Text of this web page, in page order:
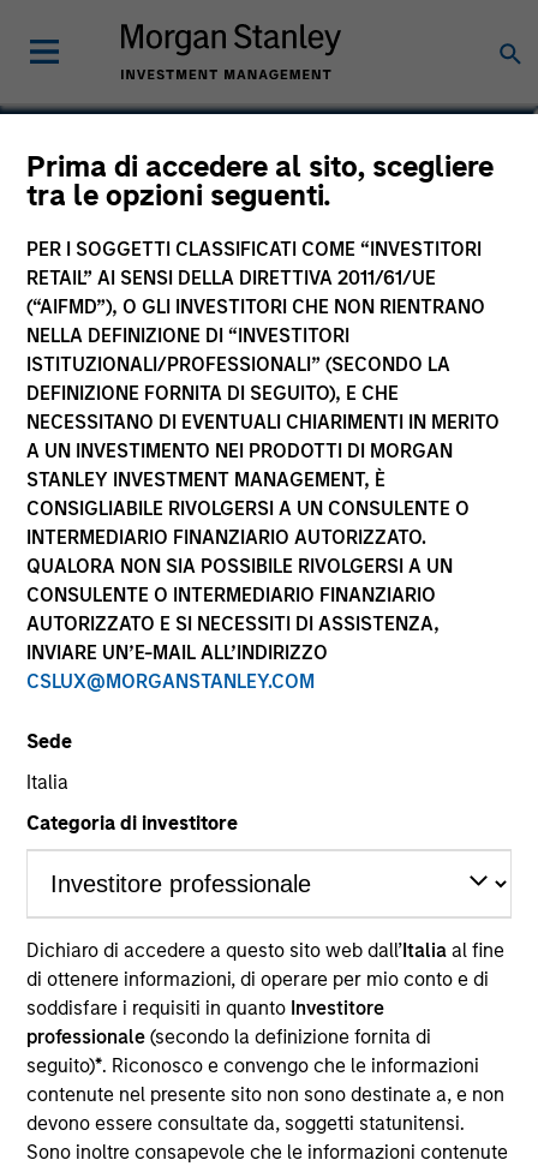
Prima di accedere al sito, scegliere
tra le opzioni seguenti.
PER I SOGGETTI CLASSIFICATI COME “INVESTITORI
RETAIL” AI SENSI DELLA DIRETTIVA 2011/61/UE
(“AIFMD”), O GLI INVESTITORI CHE NON RIENTRANO
NELLA DEFINIZIONE DI “INVESTITORI
ISTITUZIONALI/PROFESSIONALI” (SECONDO LA
DEFINIZIONE FORNITA DI SEGUITO), E CHE
NECESSITANO DI EVENTUALI CHIARIMENTI IN MERITO
A UN INVESTIMENTO NEI PRODOTTI DI MORGAN
STANLEY INVESTMENT MANAGEMENT, È
CONSIGLIABILE RIVOLGERSI A UN CONSULENTE O
INTERMEDIARIO FINANZIARIO AUTORIZZATO.
QUALORA NON SIA POSSIBILE RIVOLGERSI A UN
CONSULENTE O INTERMEDIARIO FINANZIARIO
AUTORIZZATO E SI NECESSITI DI ASSISTENZA,
INVIARE UN’E-MAIL ALL’INDIRIZZO
CSLUX@MORGANSTANLEY.COM
Sede
Italia
Categoria di investitore
Dichiaro di accedere a questo sito web dall’Italia al fine
di ottenere informazioni, di operare per mio conto e di
soddisfare i requisiti in quanto Investitore
professionale(secondo la definizione fornita di
seguito)*. Riconosco e convengo che le informazioni
contenute nel presente sito non sono destinate a, e non
devono essere consultate da, soggetti statunitensi.
Sono inoltre consapevole che le informazioni contenute
Michael K. Donat
Vice President, Portfolio Manager
YEARS OF INDUSTRY EXPERIENCE
17 Years
Michael Donat is a Vice President and Portfolio
Manager for Calvert Research and Management,
which specializes in responsible and sustainable
investing across global capital markets. He is
responsible for ESG-related investment research
and developing custom portfolios. He joined Calvert
Research and Management in 2022.